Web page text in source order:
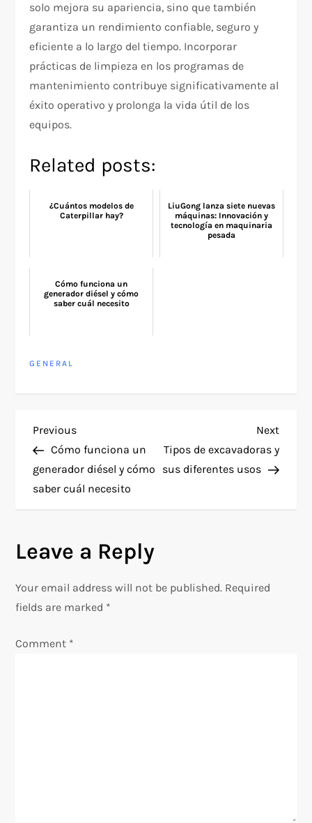
solo mejora su apariencia, sino que también
garantiza un rendimiento confiable, seguro y
eficiente a lo largo del tiempo. Incorporar
prácticas de limpieza en los programas de
mantenimiento contribuye significativamente al
éxito operativo y prolonga la vida útil de los
equipos.
Related posts:
¿Cuántos modelos de
Caterpillar hay?
LiuGong lanza siete nuevas
máquinas: Innovación y
tecnología en maquinaria
pesada
Cómo funciona un
generador diésel y cómo
saber cuál necesito
GENERAL
P
o
s
n
a
Previous
Post
Previous
Cómo funciona un
generador diésel y cómo
saber cuál necesito
Next
Post
Next
Tipos de excavadoras y
sus diferentes usos
Leave a Reply
Your email address will not be published. Required
fields are marked *
Comment *